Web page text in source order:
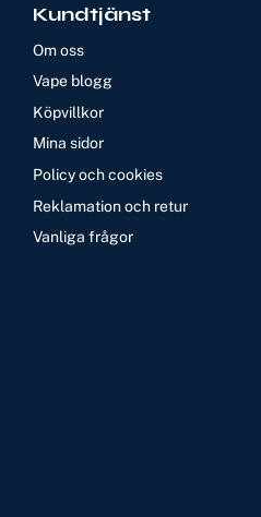
Kundtjänst
Om oss
Vape blogg
Köpvillkor
Mina sidor
Policy och cookies
Reklamation och retur
Vanliga frågor